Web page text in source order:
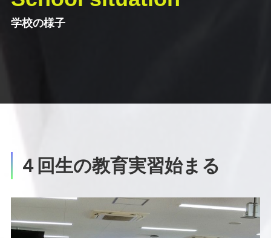
学校の様子
４回生の教育実習始まる